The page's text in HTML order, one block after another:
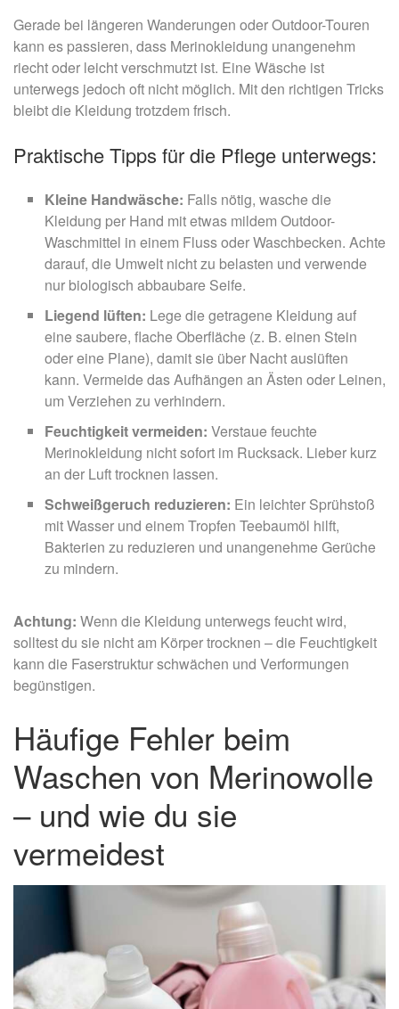
Gerade bei längeren Wanderungen oder Outdoor-Touren
kann es passieren, dass Merinokleidung unangenehm
riecht oder leicht verschmutzt ist. Eine Wäsche ist
unterwegs jedoch oft nicht möglich. Mit den richtigen Tricks
bleibt die Kleidung trotzdem frisch.
Praktische Tipps für die Pflege unterwegs:
Kleine Handwäsche: Falls nötig, wasche die
Kleidung per Hand mit etwas mildem Outdoor-
Waschmittel in einem Fluss oder Waschbecken. Achte
darauf, die Umwelt nicht zu belasten und verwende
nur biologisch abbaubare Seife.
Liegend lüften: Lege die getragene Kleidung auf
eine saubere, flache Oberfläche (z. B. einen Stein
oder eine Plane), damit sie über Nacht auslüften
kann. Vermeide das Aufhängen an Ästen oder Leinen,
um Verziehen zu verhindern.
Feuchtigkeit vermeiden: Verstaue feuchte
Merinokleidung nicht sofort im Rucksack. Lieber kurz
an der Luft trocknen lassen.
Schweißgeruch reduzieren: Ein leichter Sprühstoß
mit Wasser und einem Tropfen Teebaumöl hilft,
Bakterien zu reduzieren und unangenehme Gerüche
zu mindern.
Achtung: Wenn die Kleidung unterwegs feucht wird,
solltest du sie nicht am Körper trocknen – die Feuchtigkeit
kann die Faserstruktur schwächen und Verformungen
begünstigen.
Häufige Fehler beim
Waschen von Merinowolle
– und wie du sie
vermeidest